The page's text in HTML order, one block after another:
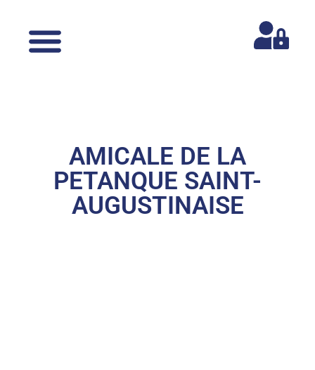
AMICALE DE LA
PETANQUE SAINT-
AUGUSTINAISE